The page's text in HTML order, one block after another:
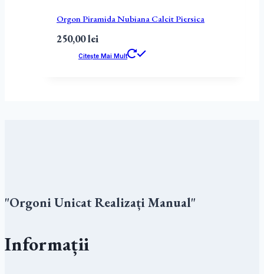
Orgon Piramida Nubiana Calcit Piersica
250,00lei
Citește Mai Mult
"Orgoni Unicat Realizați Manual"
Informații